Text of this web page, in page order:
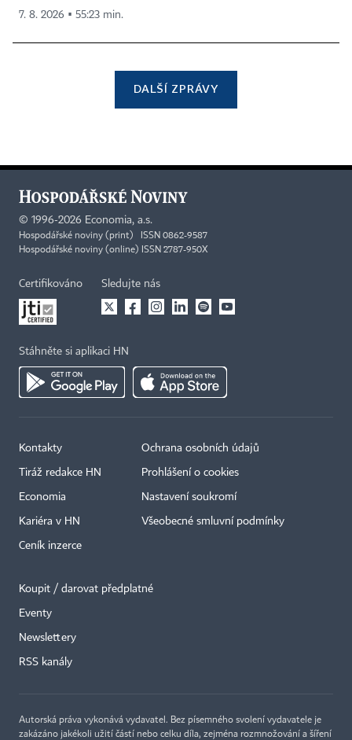
7. 8. 2026 ▪ 55:23 min.
DALŠÍ ZPRÁVY
© 1996-2026 Economia, a.s.
Hospodářské noviny (print) ISSN 0862-9587
Hospodářské noviny (online) ISSN 2787-950X
Certifikováno Sledujte nás
Stáhněte si aplikaci HN
Kontakty
Tiráž redakce HN
Economia
Kariéra v HN
Ceník inzerce
Ochrana osobních údajů
Prohlášení o cookies
Nastavení soukromí
Všeobecné smluvní podmínky
Koupit / darovat předplatné
Eventy
Newslettery
RSS kanály
Autorská práva vykonává vydavatel. Bez písemného svolení vydavatele je
zakázáno jakékoli užití částí nebo celku díla, zejména rozmnožování a šíření